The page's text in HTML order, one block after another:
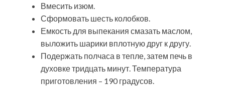
Вмесить изюм.
Сформовать шесть колобков.
Емкость для выпекания смазать маслом,
выложить шарики вплотную друг к другу.
Подержать полчаса в тепле, затем печь в
духовке тридцать минут. Температура
приготовления – 190 градусов.